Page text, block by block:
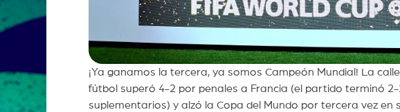
¡Ya ganamos la tercera, ya somos Campeón Mundial! La
fútbol superó 4-2 por penales a Francia (el partido terminó
suplementarios) y alzó la Copa del Mundo por tercera vez en